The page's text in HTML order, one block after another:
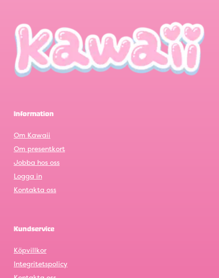
Information
Om Kawaii
Om presentkort
Jobba hos oss
Logga in
Kontakta oss
Kundservice
Köpvillkor
Integritetspolicy